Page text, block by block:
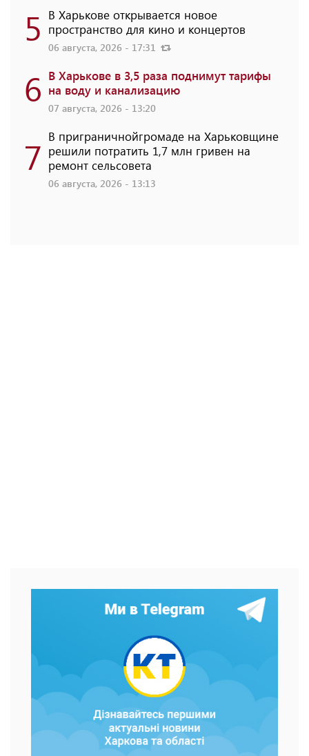
5 В Харькове открывается новое
пространство для кино и концертов
06 августа, 2026 - 17:31
6 В Харькове в 3,5 раза поднимут тарифы
на воду и канализацию
07 августа, 2026 - 13:20
7 В приграничнойгромаде на Харьковщине
решили потратить 1,7 млн ​​гривен на
ремонт сельсовета
06 августа, 2026 - 13:13